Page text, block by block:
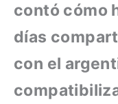
contó cómo
días
con el